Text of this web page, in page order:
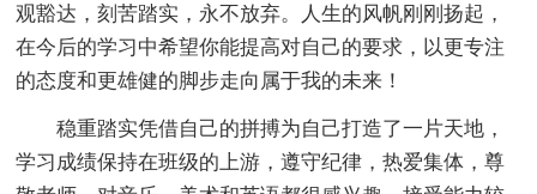
观豁达，刻苦踏实，永不放弃。人生的风帆刚刚扬起，
在今后的学习中希望你能提高对自己的要求，以更专注
的态度和更雄健的脚步走向属于我的未来！
稳重踏实凭借自己的拼搏为自己打造了一片天地，
学习成绩保持在班级的上游，遵守纪律，热爱集体，尊